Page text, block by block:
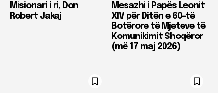
Misionari i ri, Don
Robert Jakaj
Mesazhi i Papës Leonit
XIV për Ditën e 60-të
Botërore të Mjeteve të
Komunikimit Shoqëror
(më 17 maj 2026)